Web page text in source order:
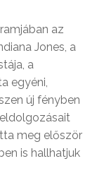
az
Jones, a
a
egyéni,
új fényben
meg először
is hallhatjuk